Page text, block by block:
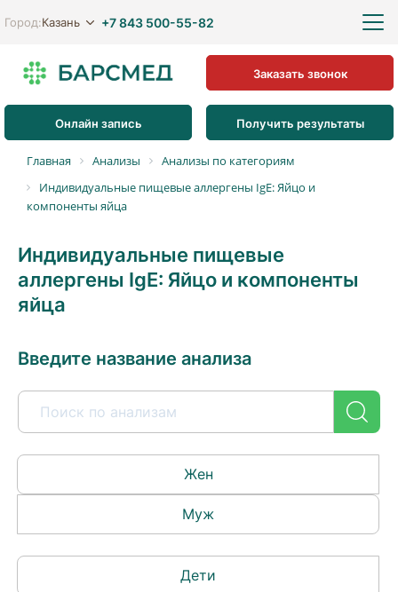
Город:Казань +7 843 500-55-82
Онлайн запись Получить результаты
Заказать звонок
Главная Анализы
Анализы по категориям
Индивидуальные пищевые аллергены IgE: Яйцо и
компоненты яйца
Индивидуальные пищевые
аллергены IgE: Яйцо и компоненты
яйца
Введите название анализа
Жен
Муж
Дети